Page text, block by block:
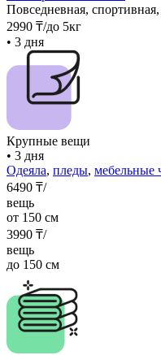
Повседневная,
2990 ₸/до 5кг
• 3 дня
Крупные вещи
• 3 дня
Одеяла, пледы, мебельные
6490 ₸/
вещь
от 150 см
3990 ₸/
вещь
до 150 см